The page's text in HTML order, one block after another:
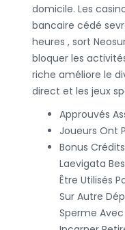
domicile. Les
bancaire cédé
heures , sort
bloquer les
riche améliore le
direct et les jeux
Approuvés
Joueurs Ont
Bonus
Laevigata
Être Utilisés
Sur Autre
Sperme Avec